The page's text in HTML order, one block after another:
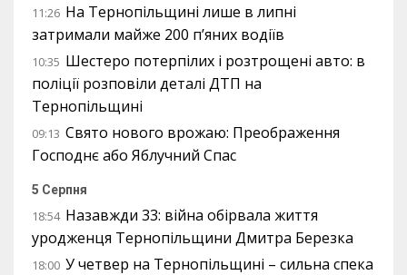
11:26 На Тернопільщині лише в липні
затримали майже 200 п’яних водіїв
10:35 Шестеро потерпілих і розтрощені авто: в
поліції розповіли деталі ДТП на
Тернопільщині
09:13 Свято нового врожаю: Преображення
Господнє або Яблучний Спас
5 Серпня
18:54 Назавжди 33: війна обірвала життя
уродженця Тернопільщини Дмитра Березка
18:00 У четвер на Тернопільщині – сильна спека